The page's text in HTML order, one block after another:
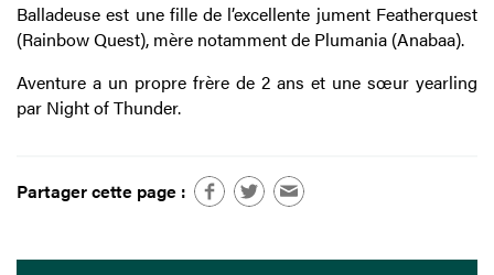
Balladeuse est une fille de l’excellente jument Featherquest
(Rainbow Quest), mère notamment de Plumania (Anabaa).
Aventure a un propre frère de 2 ans et une sœur yearling
par Night of Thunder.
Partager cette page :